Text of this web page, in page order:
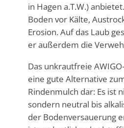
in Hagen a.T.W.)
Boden vor Kälte,
Erosion. Auf das Laub
er außerdem die
Das unkrautfreie
eine gute Alternative
Rindenmulch dar: Es ist
sondern neutral bis
der Bodenversauerung